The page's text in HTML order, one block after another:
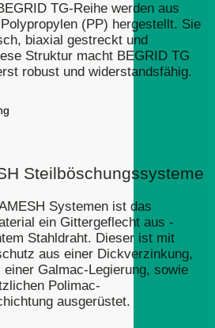
TG-Reihe werden aus
(PP) hergestellt. Sie
biaxial gestreckt und
Struktur macht BEGRID TG
robust und widerstandsfähig.
Steilböschungssysteme
Systemen ist das
ein Gittergeflecht aus
Stahldraht. Dieser ist mit
aus einer Dickver­zinkung,
einer Galmac-Legierung, sowie
Polimac-
ausgerüstet.